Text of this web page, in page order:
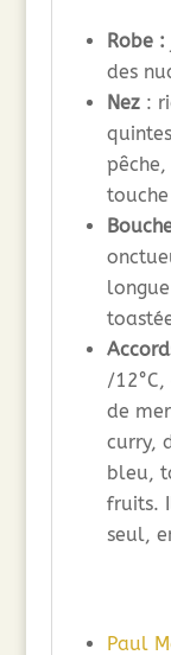
Robe :
des
Nez:
/
de
curry,
bleu,
fruits.
seul,
Paul